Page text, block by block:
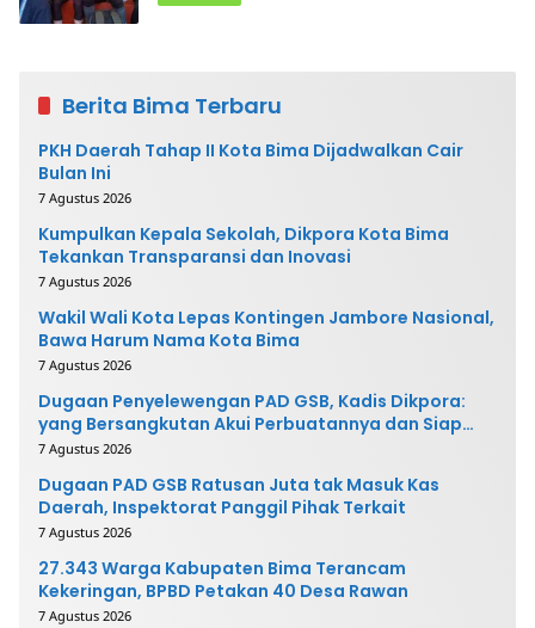
Berita Bima Terbaru
PKH Daerah Tahap II Kota Bima Dijadwalkan Cair
Bulan Ini
7 Agustus 2026
Kumpulkan Kepala Sekolah, Dikpora Kota Bima
Tekankan Transparansi dan Inovasi
7 Agustus 2026
Wakil Wali Kota Lepas Kontingen Jambore Nasional,
Bawa Harum Nama Kota Bima
7 Agustus 2026
Dugaan Penyelewengan PAD GSB, Kadis Dikpora:
yang Bersangkutan Akui Perbuatannya dan Siap
Mengembalikan Uang
7 Agustus 2026
Dugaan PAD GSB Ratusan Juta tak Masuk Kas
Daerah, Inspektorat Panggil Pihak Terkait
7 Agustus 2026
27.343 Warga Kabupaten Bima Terancam
Kekeringan, BPBD Petakan 40 Desa Rawan
7 Agustus 2026